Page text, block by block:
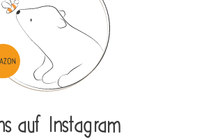
auf Instagram